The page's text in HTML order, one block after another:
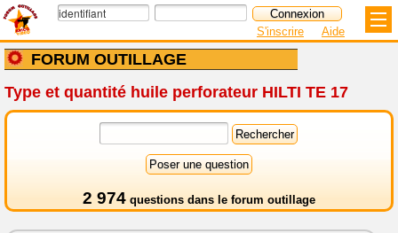
FORUM OUTILLAGE
S'inscrire Aide
Type et quantité huile perforateur HILTI TE 17
2 974 questions dans le forum outillage